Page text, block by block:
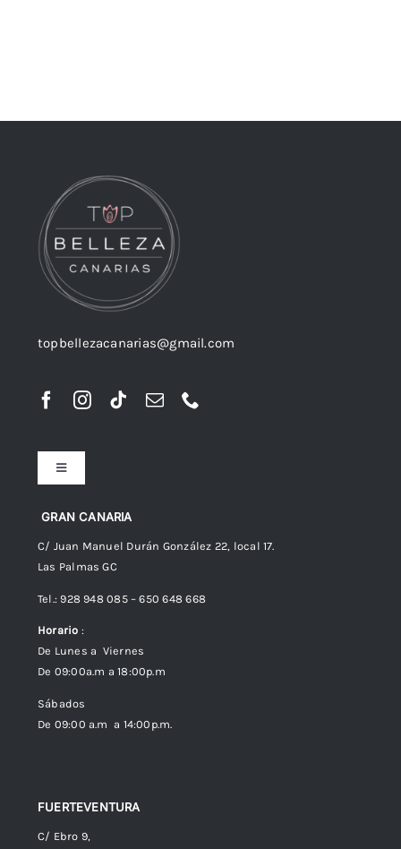
topbellezacanarias@gmail.com
GRAN CANARIA
C/ Juan Manuel Durán González 22, local 17.
Las Palmas GC
Tel.: 928 948 085 – 650 648 668
Horario :
De Lunes a Viernes
De 09:00a.m a 18:00p.m
Sábados
De 09:00 a.m a 14:00p.m.
FUERTEVENTURA
C/ Ebro 9,
Toggle
Navigation
Preguntas frecuentes
Envíos
Política de Privacidad